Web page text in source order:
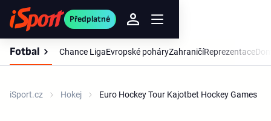
Předplatné
Fotbal Chance LigaEvropské poháryZahraničíReprezentace
iSport.cz Hokej Euro Hockey Tour Kajotbet Hockey Games